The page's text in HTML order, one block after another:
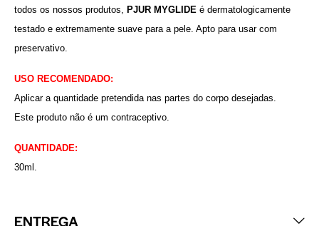
todos os nossos produtos,
PJUR MYGLIDE é dermatologicamente
testado e extremamente suave para a pele. Apto para usar com
preservativo.
USO RECOMENDADO:
Aplicar a quantidade pretendida nas partes do corpo desejadas.
Este produto não é um contraceptivo.
QUANTIDADE:
30ml.
ENTREGA